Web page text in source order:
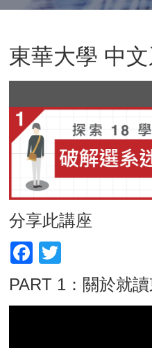
東華大學 中
分享此講座
Facebook
PART 1：關於就